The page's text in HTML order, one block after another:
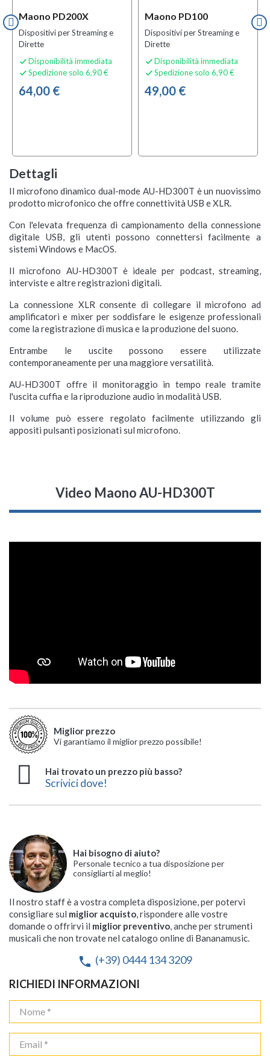
Maono PD200X
Dispositivi per Streaming e
Dirette
 Disponibilità immediata
 Spedizione solo 6,90 €
64,00 €
Maono PD100
Dispositivi per Streaming e
Dirette
 Disponibilità immediata
 Spedizione solo 6,90 €
49,00 €
Dettagli
Il microfono dinamico dual-mode AU-HD300T è un nuovissimo
prodotto microfonico che offre connettività USB e XLR.
Con l'elevata frequenza di campionamento della connessione
digitale USB, gli utenti possono connettersi facilmente a
sistemi Windows e MacOS.
Il microfono AU-HD300T è ideale per podcast, streaming,
interviste e altre registrazioni digitali.
La connessione XLR consente di collegare il microfono ad
amplificatori e mixer per soddisfare le esigenze professionali
come la registrazione di musica e la produzione del suono.
Entrambe le uscite possono essere utilizzate
contemporaneamente per una maggiore versatilità.
AU-HD300T offre il monitoraggio in tempo reale tramite
l'uscita cuffia e la riproduzione audio in modalità USB.
Il volume può essere regolato facilmente utilizzando gli
appositi pulsanti posizionati sul microfono.
Video Maono AU-HD300T
Miglior prezzo
Vi garantiamo il miglior prezzo possibile!
Hai trovato un prezzo più basso?
Scrivici dove!
Hai bisogno di aiuto?
Personale tecnico a tua disposizione per
consigliarti al meglio!
Il nostro staff è a vostra completa disposizione, per potervi
consigliare sul miglior acquisto, rispondere alle vostre
domande o offrirvi il miglior preventivo, anche per strumenti
musicali che non trovate nel catalogo online di Bananamusic.
phone (+39) 0444 134 3209
RICHIEDI INFORMAZIONI